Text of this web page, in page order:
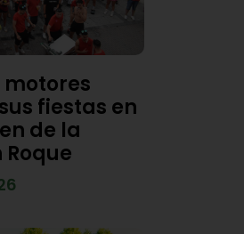
fiestas en
de la
Roque